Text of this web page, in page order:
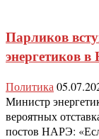
Парликов
энергетиков
Политика
Министр
вероятных
постов НАРЭ: